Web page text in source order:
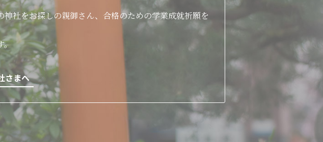
社をお探しの親御さん、合格のための学業成就祈願を
。
さまへ